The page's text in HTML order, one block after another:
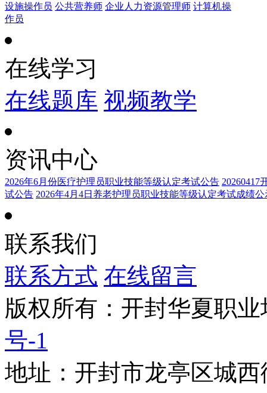
设施操作员 公共营养师 企业人力资源管理师 计算机操
作员
在线学习
在线题库 视频教学
资讯中心
2026年6月份医疗护理员职业技能等级认定考试公告 20260417
试公告 2026年4月4日养老护理员职业技能等级认定考试成绩公
联系我们
联系方式 在线留言
版权所有：开封华夏
号-1
地址：开封市龙亭区城